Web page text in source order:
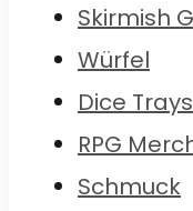
Skirmish
Würfel
Dice
RPG
Schmuck